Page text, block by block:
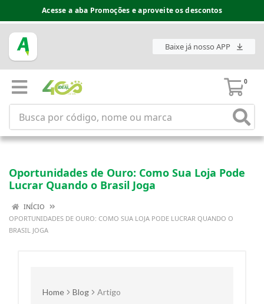
Acesse a aba Promoções e aproveite os descontos
Baixe já nosso APP
0
Oportunidades de Ouro: Como Sua Loja Pode
Lucrar Quando o Brasil Joga
INÍCIO
OPORTUNIDADES DE OURO: COMO SUA LOJA PODE LUCRAR QUANDO O
BRASIL JOGA
Home Blog Artigo